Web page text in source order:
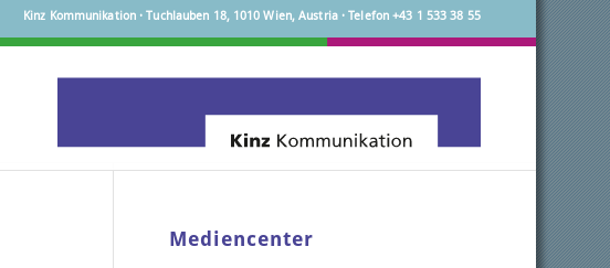
Kinz Kommunikation · Tuchlauben 18, 1010 Wien, Austria · Telefon +43 1 533 38 55
Mediencenter